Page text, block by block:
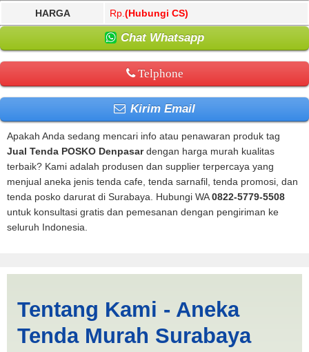
HARGA Rp. (Hubungi CS)
Chat Whatsapp
Telphone
Kirim Email
Apakah Anda sedang mencari info atau penawaran produk tag
Jual Tenda POSKO Denpasardengan harga murah kualitas
terbaik? Kami adalah produsen dan supplier terpercaya yang
menjual aneka jenis tenda cafe, tenda sarnafil, tenda promosi, dan
tenda posko darurat di Surabaya. Hubungi WA0822-5779-5508
untuk konsultasi gratis dan pemesanan dengan pengiriman ke
seluruh Indonesia.
Denpasar | PRODUKSI
ANEKA TENDA MURAH
Tentang Kami - Aneka
Tenda Murah Surabaya